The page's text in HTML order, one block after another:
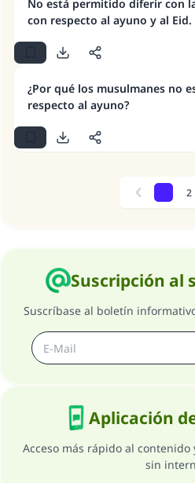
No está permitido diferir con
con respecto al ayuno y al Eid.
¿Por qué los musulmanes no
respecto al ayuno?
Previous 2
Suscripción al
Suscríbase al boletín
Aplicación
Acceso más rápido al
sin